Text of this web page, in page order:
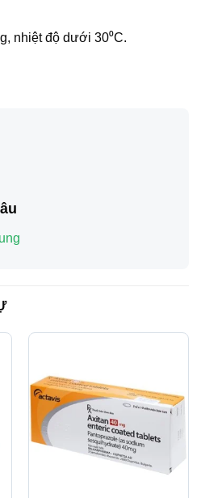
nhiệt độ dưới 30⁰C.